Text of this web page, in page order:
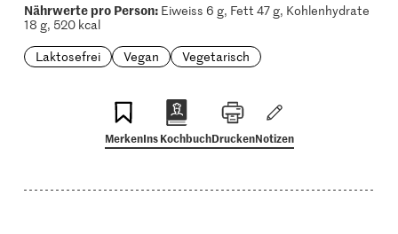
Nährwerte pro Person:Eiweiss 6 g, Fett 47 g, Kohlenhydrate
18 g, 520 kcal
Laktosefrei
Vegan Vegetarisch
MerkenIns KochbuchDruckenNotizen